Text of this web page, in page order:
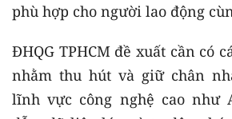
phù hợp cho người lao động
ĐHQG TPHCM đề xuất cần có
nhằm thu hút và giữ chân
lĩnh vực công nghệ cao như